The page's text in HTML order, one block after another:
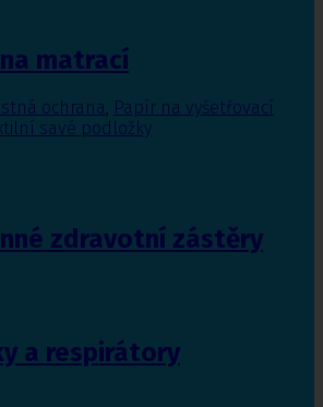
matrací
ochrana, Papír na vyšetřovací
savé podložky
zdravotní zástěry
a respirátory